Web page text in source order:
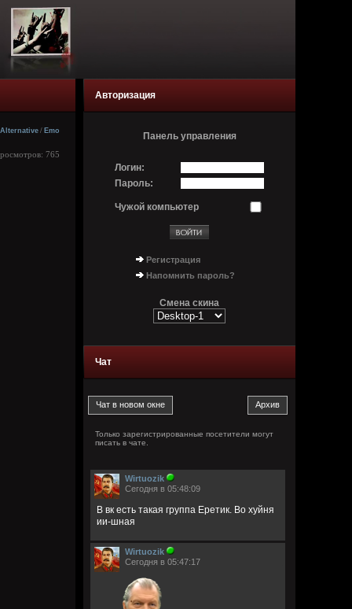
Alternative / Emo
765
Авторизация
Панель управления
Логин:
Пароль:
Чужой компьютер
Регистрация
Напомнить пароль?
Смена скина
Чат
Только зарегистрированные посетители могут
писать в чате.
Wirtuozik
Сегодня в 05:48:09
В вк есть такая группа Еретик. Во хуйня
ии-шная
Wirtuozik
Сегодня в 05:47:17